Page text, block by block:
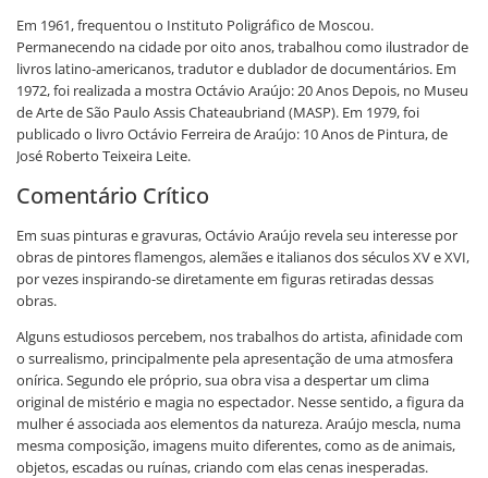
Em 1961, frequentou o Instituto Poligráfico de Moscou.
Permanecendo na cidade por oito anos, trabalhou como ilustrador de
livros latino-americanos, tradutor e dublador de documentários. Em
1972, foi realizada a mostra Octávio Araújo: 20 Anos Depois, no Museu
de Arte de São Paulo Assis Chateaubriand (MASP). Em 1979, foi
publicado o livro Octávio Ferreira de Araújo: 10 Anos de Pintura, de
José Roberto Teixeira Leite.
Comentário Crítico
Em suas pinturas e gravuras, Octávio Araújo revela seu interesse por
obras de pintores flamengos, alemães e italianos dos séculos XV e XVI,
por vezes inspirando-se diretamente em figuras retiradas dessas
obras.
Alguns estudiosos percebem, nos trabalhos do artista, afinidade com
o surrealismo, principalmente pela apresentação de uma atmosfera
onírica. Segundo ele próprio, sua obra visa a despertar um clima
original de mistério e magia no espectador. Nesse sentido, a figura da
mulher é associada aos elementos da natureza. Araújo mescla, numa
mesma composição, imagens muito diferentes, como as de animais,
objetos, escadas ou ruínas, criando com elas cenas inesperadas.